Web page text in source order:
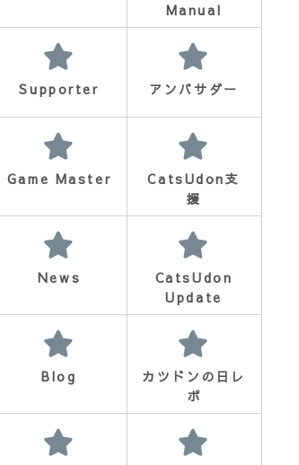
Manual
Supporter アンバサダー
Game Master
CatsUdon支
援
News
CatsUdon
Update
Blog
カツドンの日レ
ポ